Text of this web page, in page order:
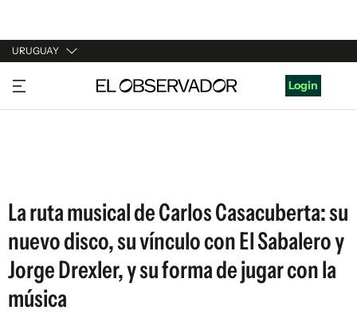
URUGUAY
URUGUAY
ARGENTINA
Login
La ruta musical de Carlos Casacuberta: su
nuevo disco, su vínculo con El Sabalero y
Jorge Drexler, y su forma de jugar con la
música